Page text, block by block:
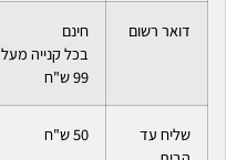
דואר רשום
חינם
בכל קנייה מעל
99 ש"ח
שליח עד
50 ש"ח